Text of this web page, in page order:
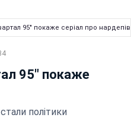
95" покаже серіал про нардепів
95" покаже
політики